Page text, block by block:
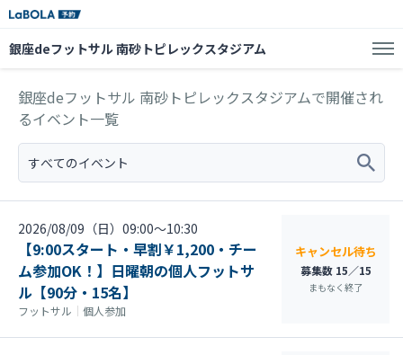
銀座deフットサル 南砂トピレックスタジアム
銀座deフットサル 南砂トピレックスタジアムで開催され
るイベント一覧
すべてのイベント
2026/08/09（日）09:00〜10:30
【9:00スタート・早割￥1,200・チー
ム参加OK！】日曜朝の個人フットサ
ル【90分・15名】
フットサル ｜ 個人参加
キャンセル待ち
募集数 15／15
まもなく終了